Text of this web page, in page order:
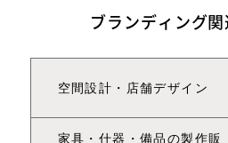
ブランディング
空間設計・店舗デザイン
家具・什器・備品の製作販